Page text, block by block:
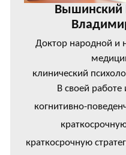
Вышинский
Доктор народной и
клинический
В своей
когнитивно-
краткосрочную